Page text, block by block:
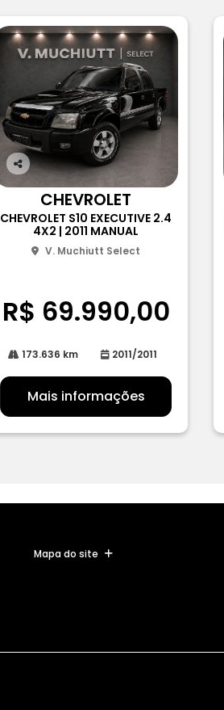
Co
rtil
CHEVROLET
CHEVROLET S10 EXECUTIVE 2.4
4X2 | 2011 MANUAL
V. Muchiutt Select
R$ 69.990,00
173.636 km 2011/2011
Mais informações
Mapa do site